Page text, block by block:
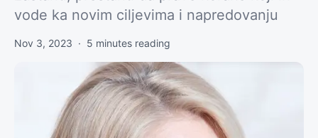
vode ka novim ciljevima i napredovanju
Nov 3, 2023 · 5 minutes reading